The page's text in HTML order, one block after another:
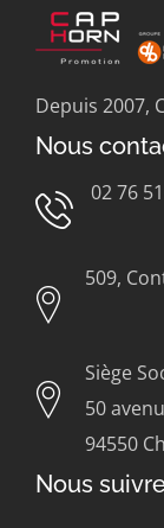
Depuis 2007,
Nous
02 76
509,
Siège
50
94550
Nous